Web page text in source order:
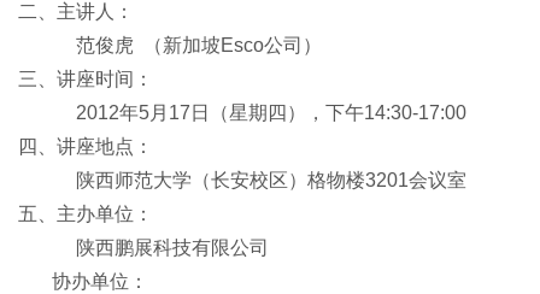
二、主讲人：
范俊虎 （新加坡Esco公司）
三、讲座时间：
2012年5月17日（星期四），下午14:30-17:00
四、讲座地点：
陕西师范大学（长安校区）格物楼3201会议室
五、主办单位：
陕西鹏展科技有限公司
协办单位：